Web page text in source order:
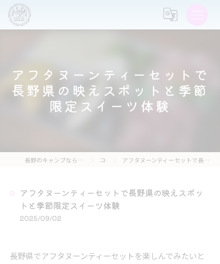
アフタヌーンティーセットで
長野県の映えスポットと季節
限定スイーツ体験
長野のキャンプなら森の灯キャンプ場・茶亭 森の灯 コラム アフタヌーンティーセットで長野県の映えスポットと季節限定スイーツ体験
アフタヌーンティーセットで長野県の映えスポッ
トと季節限定スイーツ体験
2025/09/02
長野県でアフタヌーンティーセットを楽しんでみたいと